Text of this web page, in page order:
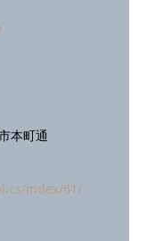
本町通
index/61/